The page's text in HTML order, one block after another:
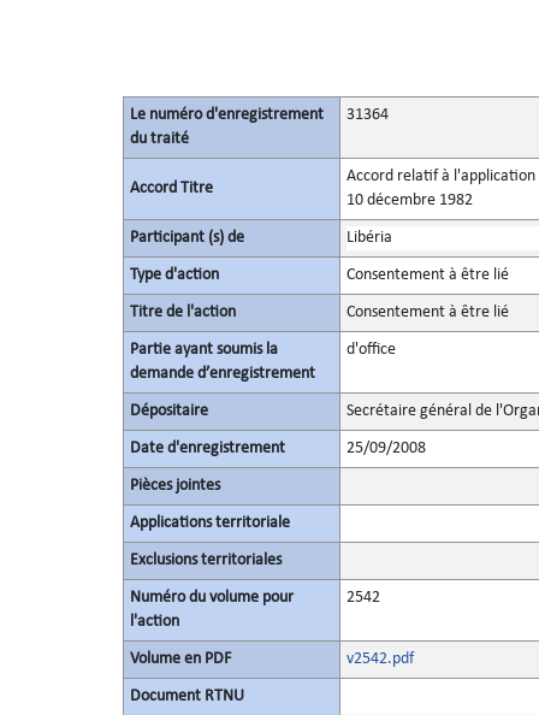
Le numéro d'enregistrement
du traité
31364
Accord Titre
Accord relatif à l'application
10 décembre 1982
Participant (s) de Libéria
Type d'action Consentement à être lié
Titre de l'action Consentement à être lié
Partie ayant soumis la
demande d’enregistrement
d'office
Dépositaire Secrétaire général de
Date d'enregistrement 25/09/2008
Pièces jointes
Applications territoriale
Exclusions territoriales
Numéro du volume pour
l'action
2542
Volume en PDF v2542.pdf
Document RTNU